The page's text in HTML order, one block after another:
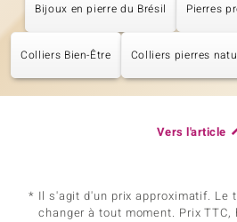
Bijoux en pierre du Brésil Pierres
Colliers Bien-Être Colliers pierres
Vers l'article
* Il s'agit d'un prix approximatif. Le
changer à tout moment. Prix